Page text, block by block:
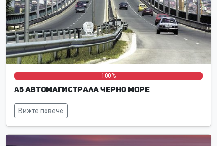
0%
0% 100%
А5 Автомагистрала Черно море
Вижте повече